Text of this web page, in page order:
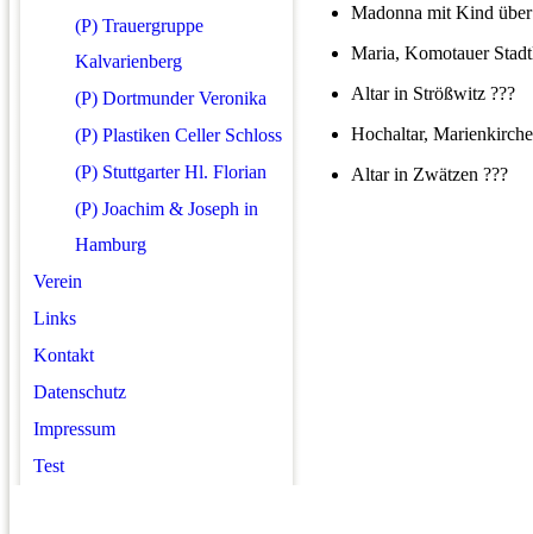
(P) Trauergruppe
Kalvarienberg
(P) Dortmunder Veronika
(P) Plastiken Celler Schloss
(P) Stuttgarter Hl. Florian
(P) Joachim & Joseph in
Hamburg
Verein
Links
Kontakt
Datenschutz
Impressum
Test
Madonna mit Kind
Maria, Komotauer
Altar in Strößwitz ???
Hochaltar,
Altar in Zwätzen ???